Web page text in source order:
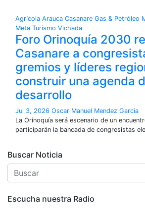
Agrícola Arauca Casanare Gas & Petróleo
Meta Turismo Vichada
Foro Orinoquía 2030
Casanare a
gremios y líderes
construir una agenda
desarrollo
Jul 3, 2026 Oscar Manuel Mendez Garcia
La Orinoquía será escenario de un
participarán la bancada de congresistas
Buscar Noticia
Escucha nuestra Radio